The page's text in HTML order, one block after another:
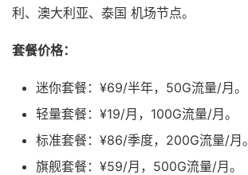
利、澳大利亚、泰国 机场节点。
套餐价格：
迷你套餐：¥69/半年，50G流量/月。
轻量套餐：¥19/月，100G流量/月。
标准套餐：¥86/季度，200G流量/月。
旗舰套餐：¥59/月，500G流量/月。